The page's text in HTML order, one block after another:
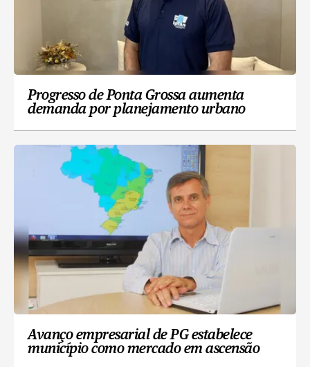
Progresso de Ponta Grossa aumenta
demanda por planejamento urbano
Avanço empresarial de PG estabelece
município como mercado em ascensão